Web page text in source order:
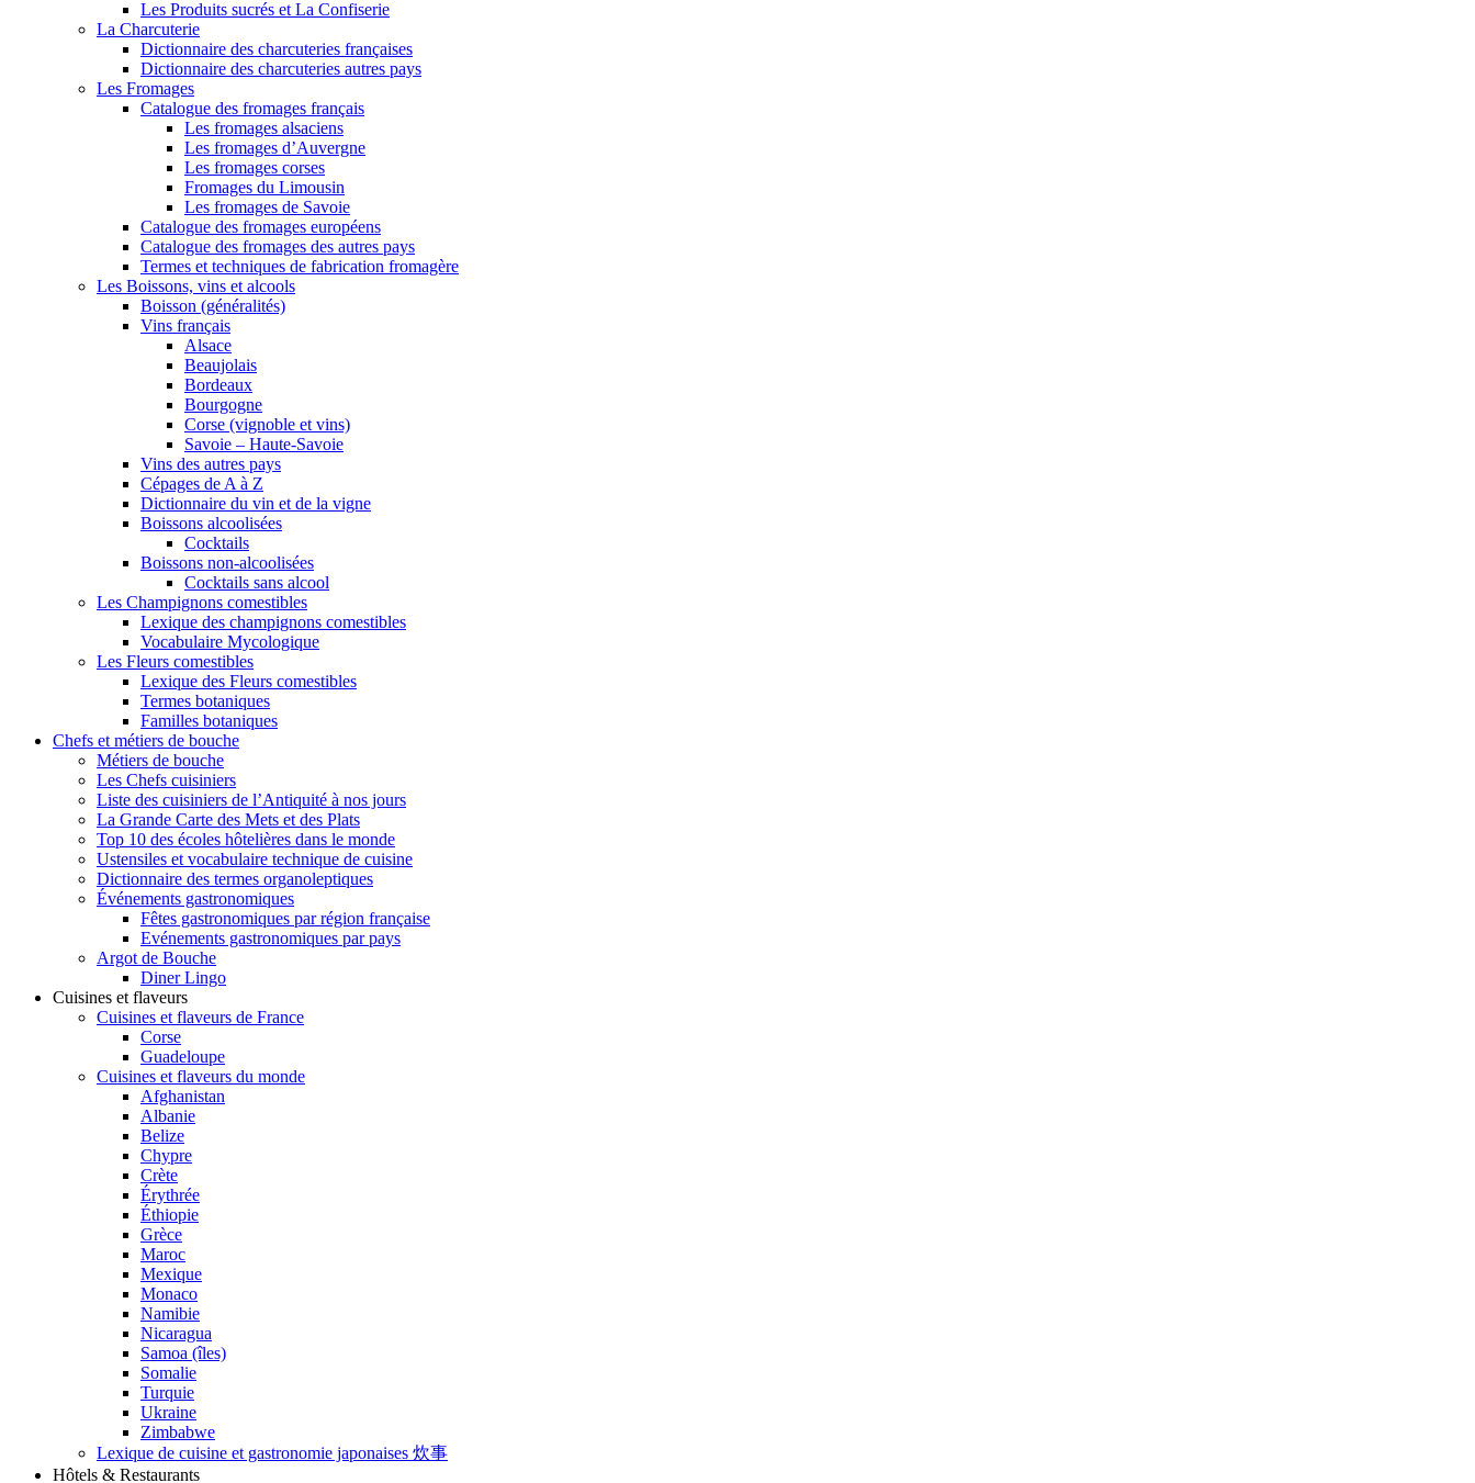
Les Produits sucrés et La Confiserie
La Charcuterie
Dictionnaire des charcuteries françaises
Dictionnaire des charcuteries autres pays
Les Fromages
Catalogue des fromages français
Les fromages alsaciens
Les fromages d’Auvergne
Les fromages corses
Fromages du Limousin
Les fromages de Savoie
Catalogue des fromages européens
Catalogue des fromages des autres pays
Termes et techniques de fabrication fromagère
Les Boissons, vins et alcools
Boisson (généralités)
Vins français
Alsace
Beaujolais
Bordeaux
Bourgogne
Corse (vignoble et vins)
Savoie – Haute-Savoie
Vins des autres pays
Cépages de A à Z
Dictionnaire du vin et de la vigne
Boissons alcoolisées
Cocktails
Boissons non-alcoolisées
Cocktails sans alcool
Les Champignons comestibles
Lexique des champignons comestibles
Vocabulaire Mycologique
Les Fleurs comestibles
Lexique des Fleurs comestibles
Termes botaniques
Familles botaniques
Chefs et métiers de bouche
Métiers de bouche
Les Chefs cuisiniers
Liste des cuisiniers de l’Antiquité à nos jours
La Grande Carte des Mets et des Plats
Top 10 des écoles hôtelières dans le monde
Ustensiles et vocabulaire technique de cuisine
Dictionnaire des termes organoleptiques
Événements gastronomiques
Fêtes gastronomiques par région française
Evénements gastronomiques par pays
Argot de Bouche
Diner Lingo
Cuisines et flaveurs
Cuisines et flaveurs de France
Corse
Guadeloupe
Cuisines et flaveurs du monde
Afghanistan
Albanie
Belize
Chypre
Crète
Érythrée
Éthiopie
Grèce
Maroc
Mexique
Monaco
Namibie
Nicaragua
Samoa (îles)
Somalie
Turquie
Ukraine
Zimbabwe
Lexique de cuisine et gastronomie japonaises 炊事
Hôtels & Restaurants